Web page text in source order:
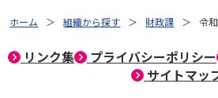
ホーム 組織から探す 財政課 令
リンク集 プライバシーポリシー
サイトマッ